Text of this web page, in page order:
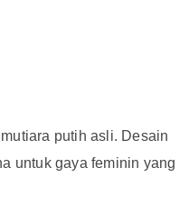
putih asli. Desain
untuk gaya feminin yang